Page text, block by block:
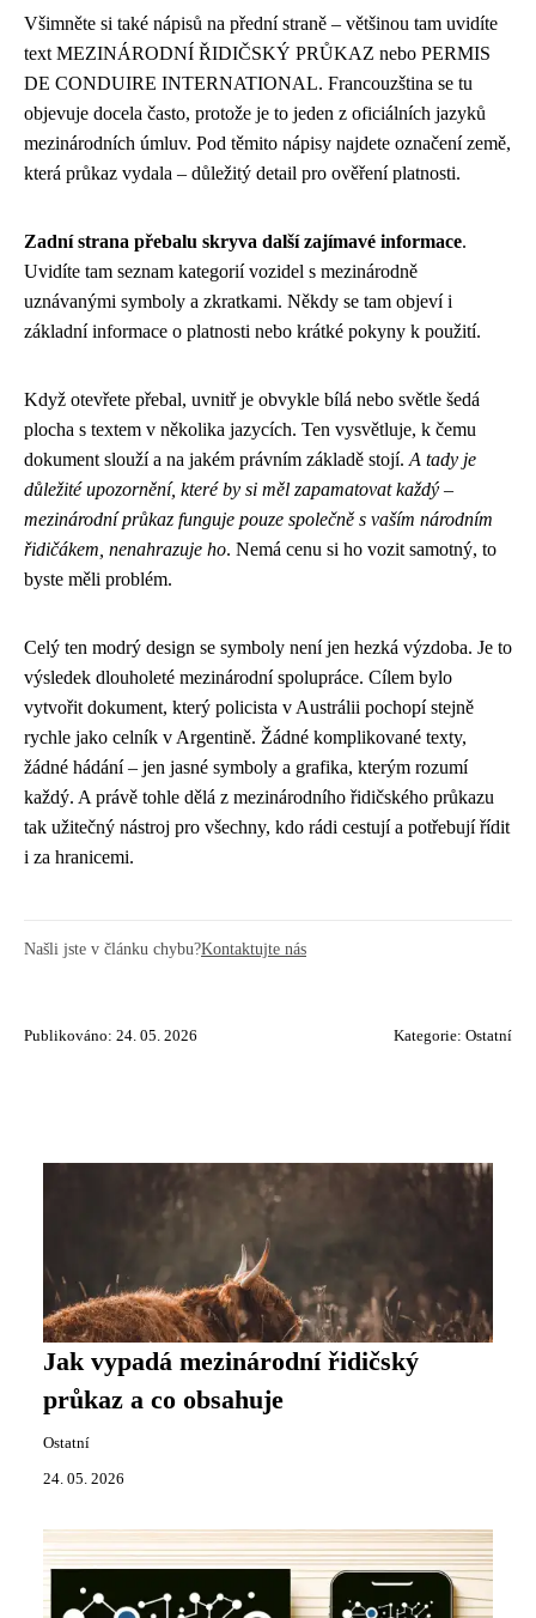
Všimněte si také nápisů na přední straně – většinou tam uvidíte
text MEZINÁRODNÍ ŘIDIČSKÝ PRŮKAZ nebo PERMIS
DE CONDUIRE INTERNATIONAL. Francouzština se tu
objevuje docela často, protože je to jeden z oficiálních jazyků
mezinárodních úmluv. Pod těmito nápisy najdete označení země,
která průkaz vydala – důležitý detail pro ověření platnosti.
Zadní strana přebalu skryva další zajímavé informace.
Uvidíte tam seznam kategorií vozidel s mezinárodně
uznávanými symboly a zkratkami. Někdy se tam objeví i
základní informace o platnosti nebo krátké pokyny k použití.
Když otevřete přebal, uvnitř je obvykle bílá nebo světle šedá
plocha s textem v několika jazycích. Ten vysvětluje, k čemu
dokument slouží a na jakém právním základě stojí. A tady je
důležité upozornění, které by si měl zapamatovat každý –
mezinárodní průkaz funguje pouze společně s vaším národním
řidičákem, nenahrazuje ho. Nemá cenu si ho vozit samotný, to
byste měli problém.
Celý ten modrý design se symboly není jen hezká výzdoba. Je to
výsledek dlouholeté mezinárodní spolupráce. Cílem bylo
vytvořit dokument, který policista v Austrálii pochopí stejně
rychle jako celník v Argentině. Žádné komplikované texty,
žádné hádání – jen jasné symboly a grafika, kterým rozumí
každý. A právě tohle dělá z mezinárodního řidičského průkazu
tak užitečný nástroj pro všechny, kdo rádi cestují a potřebují řídit
i za hranicemi.
Našli jste v článku chybu?Kontaktujte nás
Publikováno: 24. 05. 2026 Kategorie: Ostatní
Jak vypadá mezinárodní řidičský
průkaz a co obsahuje
Ostatní
24. 05. 2026